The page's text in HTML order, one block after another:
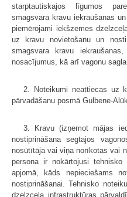
starptautiskajos līgumos
smagsvara kravu iekraušanas
piemērojami iekšzemes
uz kravu novietošanu un
smagsvara kravu
nosacījumus, kā arī vagonu
2. Noteikumi neattiecas uz
pārvadāšanu posmā Gulbene-
3. Kravu (izņemot mājas
nostiprināšana segtajos
nosūtītāja vai viņa norīkotas vai
persona ir nokārtojusi tehnisko
apjomā, kāds nepieciešams
nostiprināšanai. Tehnisko
dzelzceļa infrastruktūras